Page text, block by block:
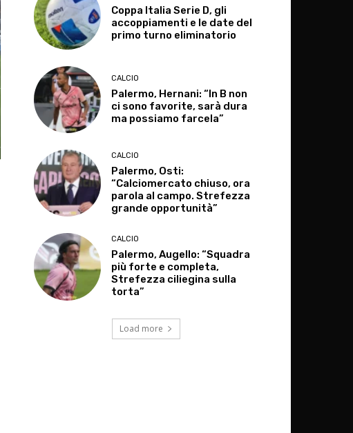
Coppa Italia Serie D, gli
accoppiamenti e le date del
primo turno eliminatorio
CALCIO
Palermo, Hernani: “In B non
ci sono favorite, sarà dura
ma possiamo farcela”
CALCIO
Palermo, Osti:
“Calciomercato chiuso, ora
parola al campo. Strefezza
grande opportunità”
CALCIO
Palermo, Augello: “Squadra
più forte e completa,
Strefezza ciliegina sulla
torta”
Load more